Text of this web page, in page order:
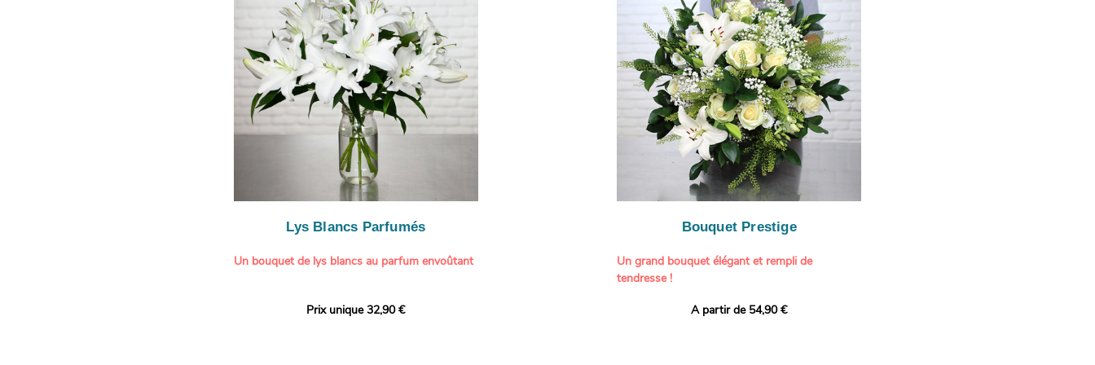
À offrir pour :
- Gâter un proche pour son anniversaire
- Célébrer une occasion spéciale
- Faire plaisir à un amateur d'art et de peinture
- Exprimer une atmosphère méditerranéenne et
colorée dans votre intérieur.
Tableau : Paul Signac,Vue de Saint-Tropez,
coucher de soleil au bois de pins, 1888
Crédits photo :classicpaintings / Alamy Stock
généreuse, parfaite pour marquer une attention
particulière à un proche.
Il contient :
- Des hortensias colorés (les couleurs peuvent
varier selon l’arrivage)
- Des fleurs à grosse tête, au charme intemporel
À offrir pour :
- Célébrer un anniversaire
- Remercier avec panache
- Apporter une touche florale à une maison de
Lys Blancs Parfumés
Un bouquet de lys blancs au parfum envoûtant
élégante composition de lys blancs signée
Prix unique 32,90 €
Bouquet Prestige
Un grand bouquet élégant et rempli de
tendresse !
Offrez un instant de douceur avec ce bouquet
A partir de 54,90 €